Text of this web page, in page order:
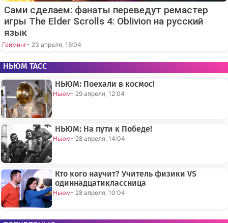
Сами сделаем: фанаты переведут ремастер
игры The Elder Scrolls 4: Oblivion на русский
язык
Гейминг- 23 апреля, 16:04
НЬЮМ ТАСС
НЬЮМ: Поехали в космос!
Ньюм- 29 апреля, 12:04
НЬЮМ: На пути к Победе!
Ньюм- 28 апреля, 14:04
Кто кого научит? Учитель физики VS
одиннадцатиклассница
Ньюм- 28 апреля, 10:04